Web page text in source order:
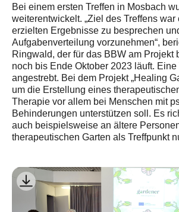
Bei einem ersten Treffen in Mosbach
weiterentwickelt. „Ziel des Treffens
erzielten Ergebnisse zu besprechen
Aufgabenverteilung vorzunehmen“,
Ringwald, der für das BBW am Projekt
noch bis Ende Oktober 2023 läuft.
angestrebt. Bei dem Projekt „Healing
um die Erstellung eines
Therapie vor allem bei Menschen mit
Behinderungen unterstützen soll. Es
auch beispielsweise an ältere
therapeutischen Garten als Treffpunkt